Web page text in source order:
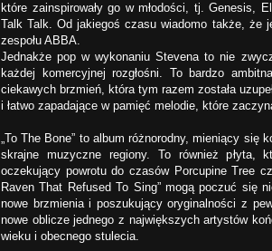
które zainspirowały go w młodości, tj. Genesis,
Talk Talk. Od jakiegoś czasu wiadomo także, że
zespołu ABBA.
Jednakże pop w wykonaniu Stevena to nie
każdej komercyjnej rozgłośni. To bardzo
ciekawych brzmień, która tym razem została
i łatwo zapadające w pamięć melodie, które
„To The Bone” to album różnorodny, mieniący się
skrajne muzyczne regiony. To również płyta,
oczekujący powrotu do czasów Porcupine Tree
Raven That Refused To Sing” mogą poczuć się
nowe brzmienia i poszukujący oryginalności z
nowe oblicze jednego z największych artystów
wieku i obecnego stulecia.